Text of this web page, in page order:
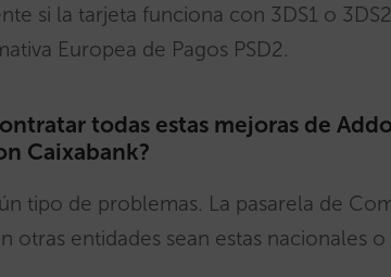
si la tarjeta funciona con 3DS1 o
Europea de Pagos PSD2.
todas estas mejoras de
Caixabank?
tipo de problemas. La pasarela de
otras entidades sean estas nacionales